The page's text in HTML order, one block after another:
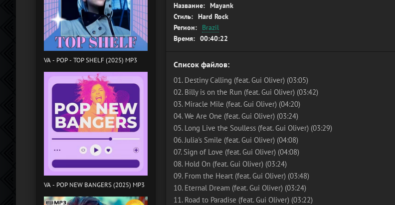
Название: Mayank
Стиль: Hard Rock
Регион:
Brazil
Время: 00:40:22
Список файлов:
01. Destiny Calling (feat. Gui Oliver) (03:05)
02. Billy is on the Run (feat. Gui Oliver) (03:42)
03. Miracle Mile (feat. Gui Oliver) (04:20)
04. We Are One (feat. Gui Oliver) (03:24)
05. Long Live the Soulless (feat. Gui Oliver) (03:29)
06. Julia's Smile (feat. Gui Oliver) (04:08)
07. Sign of Love (feat. Gui Oliver) (04:08)
08. Hold On (feat. Gui Oliver) (03:24)
09. From the Heart (feat. Gui Oliver) (03:48)
10. Eternal Dream (feat. Gui Oliver) (03:24)
11. Road to Paradise (feat. Gui Oliver) (03:22)
VA - POP - TOP SHELF (2025) MP3
VA - POP NEW BANGERS (2025) MP3